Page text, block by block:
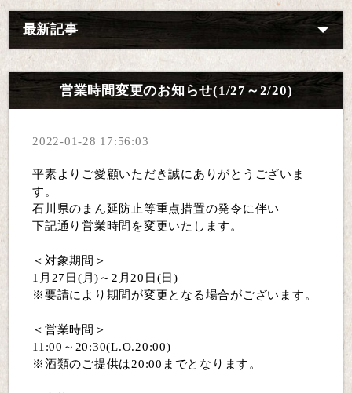
最新記事
営業時間変更のお知らせ(1/27～2/20)
2022-01-28 17:56:03
平素よりご愛顧いただき誠にありがとうございま
す。
石川県のまん延防止等重点措置の発令に伴い
下記通り営業時間を変更いたします。
＜対象期間＞
1月27日(月)～2月20日(日)
※要請により期間が変更となる場合がございます。
＜営業時間＞
11:00～20:30(L.O.20:00)
※酒類のご提供は20:00までとなります。